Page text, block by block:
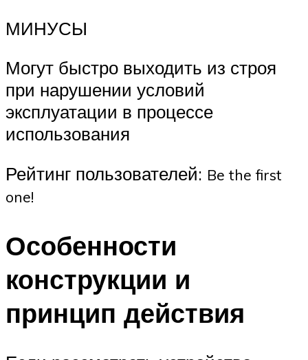
МИНУСЫ
Могут быстро выходить из строя
при нарушении условий
эксплуатации в процессе
использования
Рейтинг пользователей: Be the first
one!
Особенности
конструкции и
принцип действия